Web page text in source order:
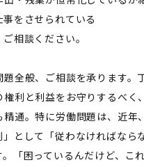
をさせられている
相談ください。
全般、ご相談を承ります
権利と利益をお守りするべ
通。特に労働問題は、近
として「従わなければな
「困っているんだけど、